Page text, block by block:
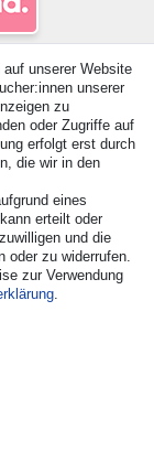
unserer Website
unserer
zu
oder Zugriffe auf
erfolgt erst durch
die wir in den
eines
erteilt oder
und die
oder zu widerrufen.
zur Verwendung
.